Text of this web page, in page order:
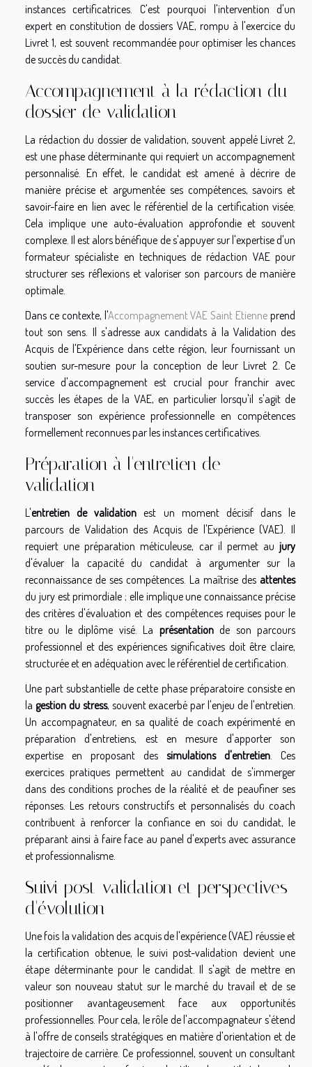
instances certificatrices. C'est pourquoi l'intervention d'un
expert en constitution de dossiers VAE, rompu à l'exercice du
Livret 1, est souvent recommandée pour optimiser les chances
de succès du candidat.
Accompagnement à la rédaction du
dossier de validation
La rédaction du dossier de validation, souvent appelé Livret 2,
est une phase déterminante qui requiert un accompagnement
personnalisé. En effet, le candidat est amené à décrire de
manière précise et argumentée ses compétences, savoirs et
savoir-faire en lien avec le référentiel de la certification visée.
Cela implique une auto-évaluation approfondie et souvent
complexe. Il est alors bénéfique de s'appuyer sur l'expertise d'un
formateur spécialiste en techniques de rédaction VAE pour
structurer ses réflexions et valoriser son parcours de manière
optimale.
Dans ce contexte, l'Accompagnement VAE Saint Etienne prend
tout son sens. Il s'adresse aux candidats à la Validation des
Acquis de l'Expérience dans cette région, leur fournissant un
soutien sur-mesure pour la conception de leur Livret 2. Ce
service d'accompagnement est crucial pour franchir avec
succès les étapes de la VAE, en particulier lorsqu'il s'agit de
transposer son expérience professionnelle en compétences
formellement reconnues par les instances certificatives.
Préparation à l'entretien de
validation
L'entretien de validation est un moment décisif dans le
parcours de Validation des Acquis de l'Expérience (VAE). Il
requiert une préparation méticuleuse, car il permet au jury
d'évaluer la capacité du candidat à argumenter sur la
reconnaissance de ses compétences. La maîtrise des attentes
du jury est primordiale ; elle implique une connaissance précise
des critères d'évaluation et des compétences requises pour le
titre ou le diplôme visé. La présentationde son parcours
professionnel et des expériences significatives doit être claire,
structurée et en adéquation avec le référentiel de certification.
Une part substantielle de cette phase préparatoire consiste en
la gestion du stress, souvent exacerbé par l'enjeu de l'entretien.
Un accompagnateur, en sa qualité de coach expérimenté en
préparation d'entretiens, est en mesure d'apporter son
expertise en proposant des simulations d'entretien . Ces
exercices pratiques permettent au candidat de s'immerger
dans des conditions proches de la réalité et de peaufiner ses
réponses. Les retours constructifs et personnalisés du coach
contribuent à renforcer la confiance en soi du candidat, le
préparant ainsi à faire face au panel d'experts avec assurance
et professionnalisme.
Suivi post-validation et perspectives
d'évolution
Une fois la validation des acquis de l'expérience (VAE) réussie et
la certification obtenue, le suivi post-validation devient une
étape déterminante pour le candidat. Il s'agit de mettre en
valeur son nouveau statut sur le marché du travail et de se
positionner avantageusement face aux opportunités
professionnelles. Pour cela, le rôle de l'accompagnateur s'étend
à l'offre de conseils stratégiques en matière d'orientation et de
trajectoire de carrière. Ce professionnel, souvent un consultant